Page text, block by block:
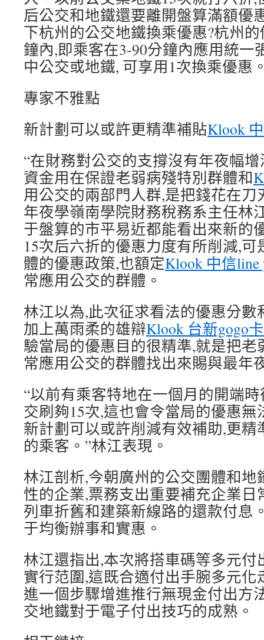
后公交和地鐵還要離開盤算滿額優
下杭州的公交地鐵換乘優惠?杭州
鐘內,即乘客在3-90分鐘內應用統一
中公交或地鐵, 可享用1次換乘優惠
專家不雅點
新計劃可以或許更精準補貼Klook
“在財務對公交的支撐沒有年夜幅
資金用在保證老弱病殘特別群體和
用公交的兩部門人群,是把錢花在刀
年夜學嶺南學院財務稅務系主任林
于盤算的市平易近都能看出來新的
15次后六折的優惠力度有所削減,
體的優惠政策,也額定Klook 中信line
常應用公交的群體。
林江以為,此次征求看法的優惠分
加上萬雨柔的雄辯Klook 台新gogo卡
驗當局的優惠目的很精準,就是把
常應用公交的群體找出來賜與最年
“以前有乘客特地在一個月的開端
交刷夠15次,這也會令當局的優惠
新計劃可以或許削減有效補助,更
的乘客。”林江表現。
林江剖析,今朝廣州的公交團體和
性的企業,票務支出重要補充企業日
列車折舊和建築新線路的還款付息
于均衡辦事和實惠。
林江還指出,本次將搭車碼等多元
實行范圍,這既合適付出手腕多元化
進一個步驟增進推行無現金付出方
交地鐵對于電子付出技巧的成熟。